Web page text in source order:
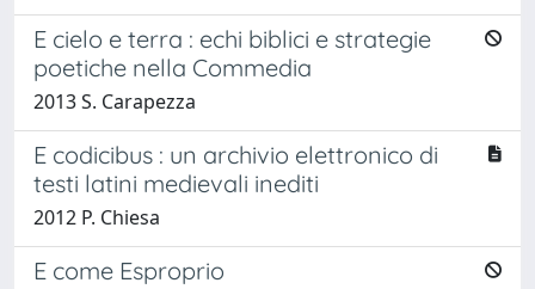
E cielo e terra : echi biblici e strategie
poetiche nella Commedia
2013 S. Carapezza
E codicibus : un archivio elettronico di
testi latini medievali inediti
2012 P. Chiesa
E come Esproprio